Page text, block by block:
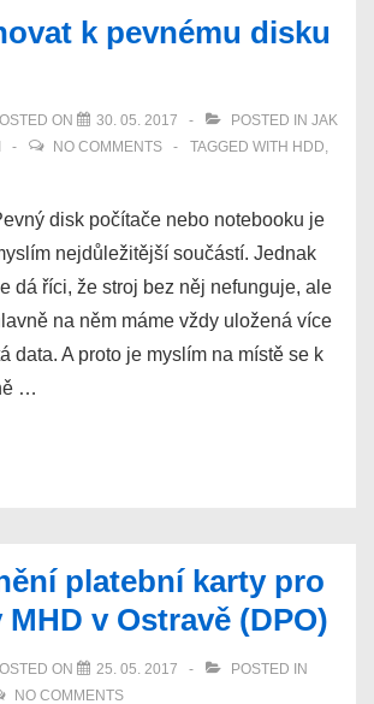
k pevnému disku
ON 30. 05. 2017 POSTED IN JAK
NO COMMENTS TAGGED WITH HDD,
disk počítače nebo notebooku je
nejdůležitější součástí. Jednak
dá říci, že stroj bez něj nefunguje, ale
na něm máme vždy uložená více
data. A proto je myslím na místě se k
…
platební karty pro
v Ostravě (DPO)
ON 25. 05. 2017
POSTED IN
NO COMMENTS